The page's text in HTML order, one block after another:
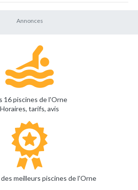
16 piscines de l'Orne
Horaires, tarifs, avis
meilleurs piscines de l'Orne